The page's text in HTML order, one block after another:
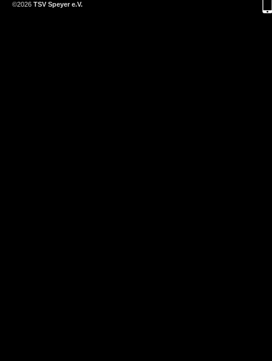
©2026 TSV Speyer e.V.